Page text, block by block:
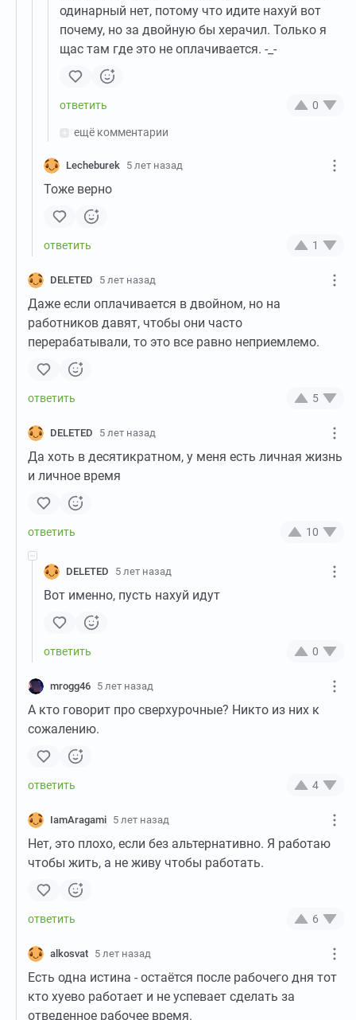
одинарный нет, потому что идите нахуй вот
почему, но за двойную бы херачил. Только я
щас там где это не оплачивается. -_-
0
ещё комментарии
Lecheburek 5 лет назад
Тоже верно
1
DELETED 5 лет назад
Даже если оплачивается в двойном, но на
работников давят, чтобы они часто
перерабатывали, то это все равно неприемлемо.
5
DELETED 5 лет назад
Да хоть в десятикратном, у меня есть личная жизнь
и личное время
10
DELETED 5 лет назад
Вот именно, пусть нахуй идут
0
mrogg46 5 лет назад
А кто говорит про сверхурочные? Никто из них к
сожалению.
4
IamAragami 5 лет назад
Нет, это плохо, если без альтернативно. Я работаю
чтобы жить, а не живу чтобы работать.
6
alkosvat 5 лет назад
Есть одна истина - остаётся после рабочего дня тот
кто хуево работает и не успевает сделать за
отведенное рабочее время.